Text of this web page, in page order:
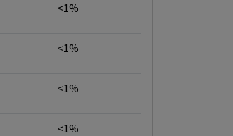
<1%
<1%
<1%
<1%